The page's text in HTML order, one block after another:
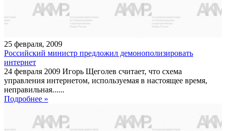
25 февраля, 2009
Российский министр предложил демонополизировать
интернет
24 февраля 2009 Игорь Щеголев считает, что схема
управления интернетом, используемая в настоящее время,
неправильная......
Подробнее »